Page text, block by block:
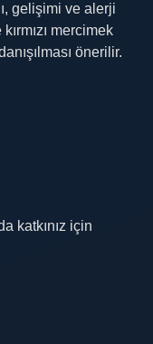
gelişimi ve alerji
mercimek
önerilir.
katkınız için